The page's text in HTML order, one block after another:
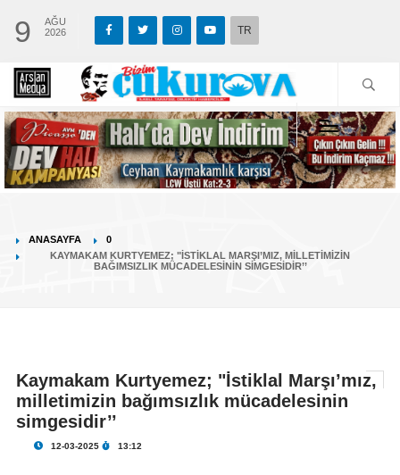
9
AĞU
2026
TR
ANASAYFA
0
KAYMAKAM KURTYEMEZ; "İSTIKLAL MARŞI’MIZ, MILLETIMIZIN
BAĞIMSIZLIK MÜCADELESININ SIMGESIDIR’’
Kaymakam Kurtyemez; "İstiklal Marşı’mız,
milletimizin bağımsızlık mücadelesinin
simgesidir’’
12-03-2025 13:12